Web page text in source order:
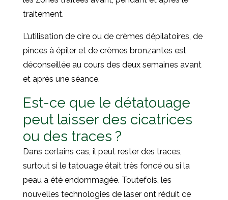
traitement.
L’utilisation de cire ou de crèmes dépilatoires, de
pinces à épiler et de crèmes bronzantes est
déconseillée au cours des deux semaines avant
et après une séance.
Est-ce que le détatouage
peut laisser des cicatrices
ou des traces ?
Dans certains cas, il peut rester des traces,
surtout si le tatouage était très foncé ou si la
peau a été endommagée. Toutefois, les
nouvelles technologies de laser ont réduit ce